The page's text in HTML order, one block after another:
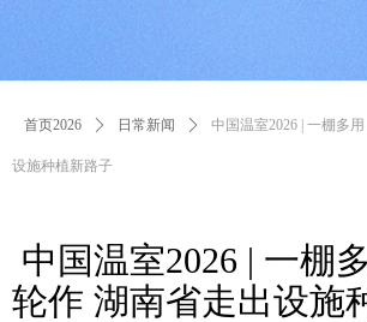
首页2026 ꄲ 日常新闻 ꄲ 中国温室2026 | 一棚多
设施种植新路子
中国温室2026 | 一棚
轮作 湖南省走出设施